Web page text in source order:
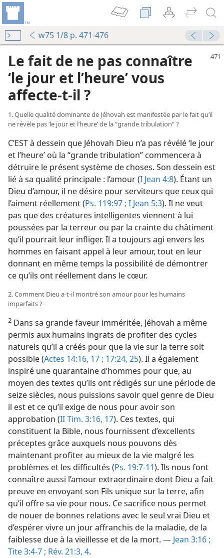
w75 1/8 p. 471-476
Le fait de ne pas connaître
‘le jour et l’heure’ vous
affecte-​t-​il ?
1. Quelle qualité dominante de Jéhovah est manifestée par le fait qu’il
ne révèle pas ‘le jour et l’heure’ de la “grande tribulation” ?
C’EST à dessein que Jéhovah Dieu n’a pas révélé ‘le jour
et l’heure’ où la “grande tribulation” commencera à
détruire le présent système de choses. Son dessein est
lié à sa qualité principale : l’amour (I Jean 4:8). Étant un
Dieu d’amour, il ne désire pour serviteurs que ceux qui
l’aiment réellement (Ps. 119:97 ; I Jean 5:3). Il ne veut
pas que des créatures intelligentes viennent à lui
poussées par la terreur ou par la crainte du châtiment
qu’il pourrait leur infliger. Il a toujours agi envers les
hommes en faisant appel à leur amour, tout en leur
donnant en même temps la possibilité de démontrer
ce qu’ils ont réellement dans le cœur.
2. Comment Dieu a-​t-​il montré son amour pour les humains
imparfaits ?
2 Dans sa grande faveur imméritée, Jéhovah a même
permis aux humains ingrats de profiter des cycles
naturels qu’il a créés pour que la vie sur la terre soit
possible (Actes 14:16, 17 ; 17:24, 25). Il a également
inspiré une quarantaine d’hommes pour que, au
moyen des textes qu’ils ont rédigés sur une période de
seize siècles, nous puissions savoir quel genre de Dieu
il est et ce qu’il exige de nous pour avoir son
approbation (II Tim. 3:16, 17). Ces textes, qui
constituent la Bible, nous fournissent d’excellents
préceptes grâce auxquels nous pouvons dès
maintenant profiter au mieux de la vie malgré les
problèmes et les difficultés (Ps. 19:7-11). Ils nous font
connaître aussi l’amour extraordinaire dont Dieu a fait
preuve en envoyant son Fils unique sur la terre, afin
qu’il offre sa vie pour nous. Ce sacrifice nous permet
de nouer de bonnes relations avec le seul vrai Dieu et
d’espérer vivre un jour affranchis de la maladie, de la
faiblesse due à la vieillesse et de la mort. — Jean 3:16 ;
Tite 3:4-7 ; Rév. 21:3, 4.